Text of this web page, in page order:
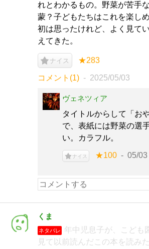
れとわかるもの。野菜が苦手
蒙？子どもたちはこれを楽し
初は思ったけれど、よく見て
えてきた。
ナイス ★283
コメント(1) 2025/05/03
ヴェネツィア
タイトルからして「お
で、表紙には野菜の選
い。カラフル。
ナイス ★100 05/
くま
ネタバレ
年中児息子が、こども
見て以前読んだこの本を読み